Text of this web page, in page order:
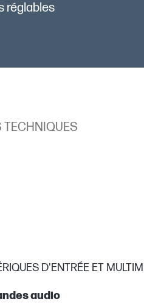
réglables
TECHNIQUES
D'ENTRÉE ET
audio